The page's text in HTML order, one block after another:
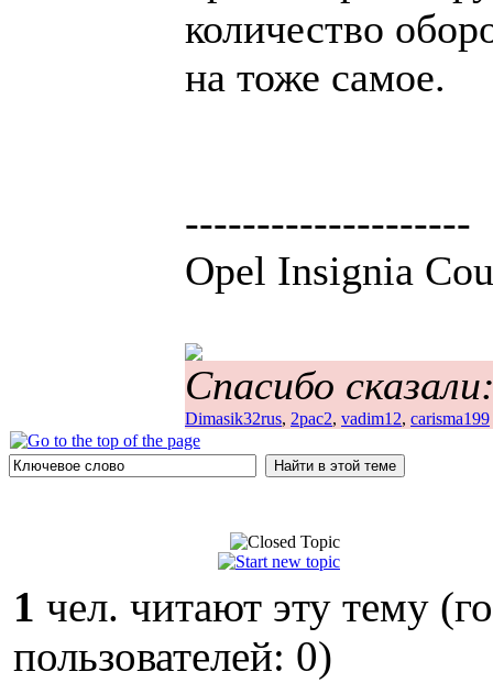
количество
на тоже самое.
--------------------
Opel Insignia
Спасибо
Dimasik32rus, 2pac2, vadim12, carisma199
1 чел. читают эту тему
пользователей: 0)